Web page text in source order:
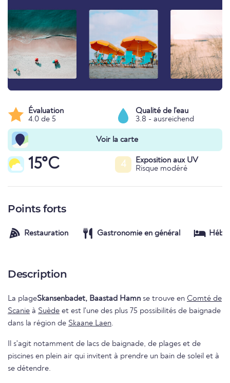
Évaluation
4.0 de 5
Qualité de l'eau
3.8 - ausreichend
Voir la carte
15°C 4
Exposition aux UV
Risque modéré
Points forts
Restauration Gastronomie en général
Description
La plageSkansenbadet, Baastad Hamn se trouve en Comté de
Scanie à Suède et est l'une des plus 75 possibilités de baignade
dans la région de Skaane Laen.
Il s'agit notamment de lacs de baignade, de plages et de
piscines en plein air qui invitent à prendre un bain de soleil et à
se détendre.